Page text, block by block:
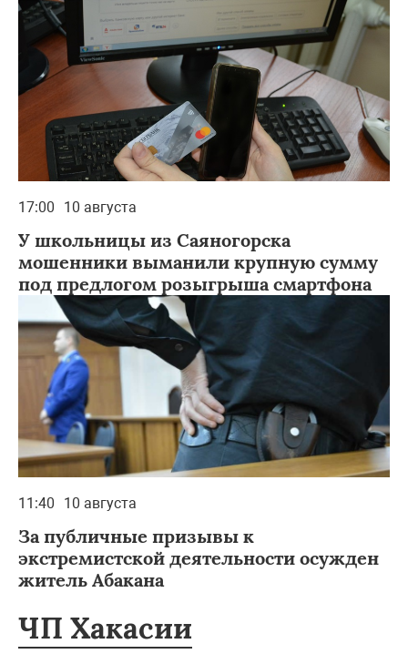
17:00 10 августа
У школьницы из Саяногорска
мошенники выманили крупную сумму
под предлогом розыгрыша смартфона
11:40 10 августа
За публичные призывы к
экстремистской деятельности осужден
житель Абакана
ЧП Хакасии